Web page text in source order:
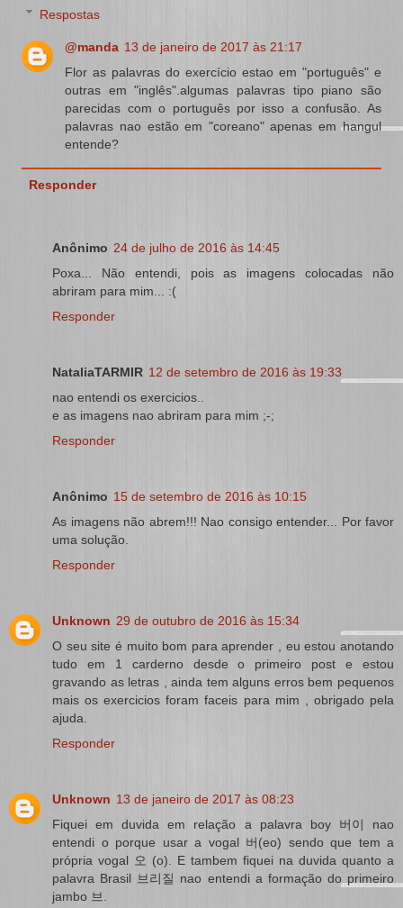
Respostas
@manda 13 de janeiro de 2017 às 21:17
Flor as palavras do exercício estao em "português" e
outras em "inglês".algumas palavras tipo piano são
parecidas com o português por isso a confusão. As
palavras nao estão em "coreano" apenas em hangul
entende?
Responder
Anônimo 24 de julho de 2016 às 14:45
Poxa... Não entendi, pois as imagens colocadas não
abriram para mim... :(
Responder
NataliaTARMIR 12 de setembro de 2016 às 19:33
nao entendi os exercicios..
e as imagens nao abriram para mim ;-;
Responder
Anônimo 15 de setembro de 2016 às 10:15
As imagens não abrem!!! Nao consigo entender... Por favor
uma solução.
Responder
Unknown 29 de outubro de 2016 às 15:34
O seu site é muito bom para aprender , eu estou anotando
tudo em 1 carderno desde o primeiro post e estou
gravando as letras , ainda tem alguns erros bem pequenos
mais os exercicios foram faceis para mim , obrigado pela
ajuda.
Responder
Unknown 13 de janeiro de 2017 às 08:23
Fiquei em duvida em relação a palavra boy 버이 nao
entendi o porque usar a vogal 버(eo) sendo que tem a
própria vogal 오 (o). E tambem fiquei na duvida quanto a
palavra Brasil 브리질 nao entendi a formação do primeiro
jambo 브.